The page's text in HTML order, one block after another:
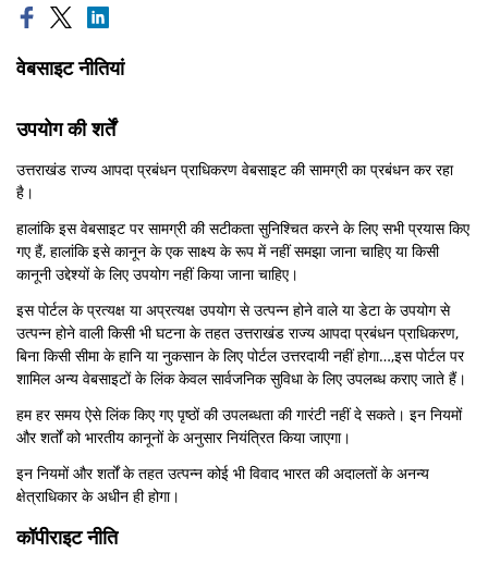
वेबसाइट नीतियां
उपयोग की शर्तें
उत्तराखंड राज्य आपदा प्रबंधन प्राधिकरण वेबसाइट की सामग्री का प्रबंधन कर रहा
है।
हालांकि इस वेबसाइट पर सामग्री की सटीकता सुनिश्चित करने के लिए सभी प्रयास किए
गए हैं, हालांकि इसे कानून के एक साक्ष्य के रूप में नहीं समझा जाना चाहिए या किसी
कानूनी उद्देश्यों के लिए उपयोग नहीं किया जाना चाहिए।
इस पोर्टल के प्रत्यक्ष या अप्रत्यक्ष उपयोग से उत्पन्न होने वाले या डेटा के उपयोग से
उत्पन्न होने वाली किसी भी घटना के तहत उत्तराखंड राज्य आपदा प्रबंधन प्राधिकरण,
बिना किसी सीमा के हानि या नुकसान के लिए पोर्टल उत्तरदायी नहीं होगा…,इस पोर्टल पर
शामिल अन्य वेबसाइटों के लिंक केवल सार्वजनिक सुविधा के लिए उपलब्ध कराए जाते हैं।
हम हर समय ऐसे लिंक किए गए पृष्ठों की उपलब्धता की गारंटी नहीं दे सकते। इन नियमों
और शर्तों को भारतीय कानूनों के अनुसार नियंत्रित किया जाएगा।
इन नियमों और शर्तों के तहत उत्पन्न कोई भी विवाद भारत की अदालतों के अनन्य
क्षेत्राधिकार के अधीन ही होगा।
कॉपीराइट नीति